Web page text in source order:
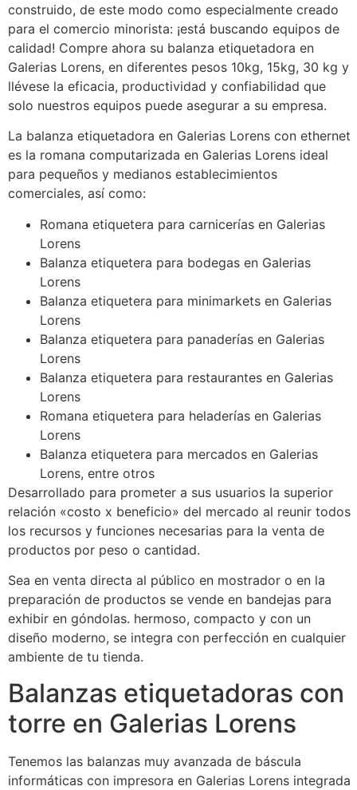
construido, de este modo como especialmente creado
para el comercio minorista: ¡está buscando equipos de
calidad! Compre ahora su balanza etiquetadora en
Galerias Lorens, en diferentes pesos 10kg, 15kg, 30 kg y
llévese la eficacia, productividad y confiabilidad que
solo nuestros equipos puede asegurar a su empresa.
La balanza etiquetadora en Galerias Lorens con ethernet
es la romana computarizada en Galerias Lorens ideal
para pequeños y medianos establecimientos
comerciales, así como:
Romana etiquetera para carnicerías en Galerias
Lorens
Balanza etiquetera para bodegas en Galerias
Lorens
Balanza etiquetera para minimarkets en Galerias
Lorens
Balanza etiquetera para panaderías en Galerias
Lorens
Balanza etiquetera para restaurantes en Galerias
Lorens
Romana etiquetera para heladerías en Galerias
Lorens
Balanza etiquetera para mercados en Galerias
Lorens, entre otros
Desarrollado para prometer a sus usuarios la superior
relación «costo x beneficio» del mercado al reunir todos
los recursos y funciones necesarias para la venta de
productos por peso o cantidad.
Sea en venta directa al público en mostrador o en la
preparación de productos se vende en bandejas para
exhibir en góndolas. hermoso, compacto y con un
diseño moderno, se integra con perfección en cualquier
ambiente de tu tienda.
Balanzas etiquetadoras con
torre en Galerias Lorens
Tenemos las balanzas muy avanzada de báscula
informáticas con impresora en Galerias Lorens integrada